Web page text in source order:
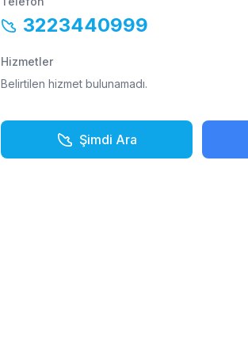
3223440999
Hizmetler
Belirtilen hizmet bulunamadı.
Şimdi Ara